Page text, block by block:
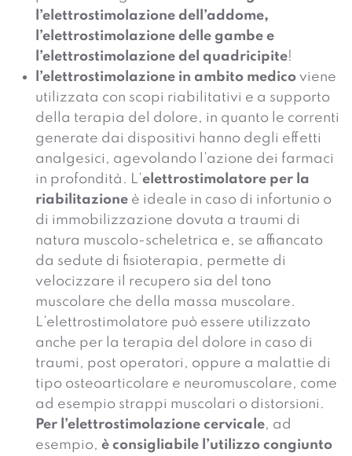
l’elettrostimolazione dell’addome,
l’elettrostimolazione delle gambe e
l’elettrostimolazione del quadricipite!
l’elettrostimolazione in ambito medico viene
utilizzata con scopi riabilitativi e a supporto
della terapia del dolore, in quanto le correnti
generate dai dispositivi hanno degli effetti
analgesici, agevolando l’azione dei farmaci
in profondità. L’elettrostimolatore per la
riabilitazione è ideale in caso di infortunio o
di immobilizzazione dovuta a traumi di
natura muscolo-scheletrica e, se affiancato
da sedute di fisioterapia, permette di
velocizzare il recupero sia del tono
muscolare che della massa muscolare.
L’elettrostimolatore può essere utilizzato
anche per la terapia del dolore in caso di
traumi, post operatori, oppure a malattie di
tipo osteoarticolare e neuromuscolare, come
ad esempio strappi muscolari o distorsioni.
Per l’elettrostimolazione cervicale, ad
esempio, è consigliabile l’utilizzo congiunto